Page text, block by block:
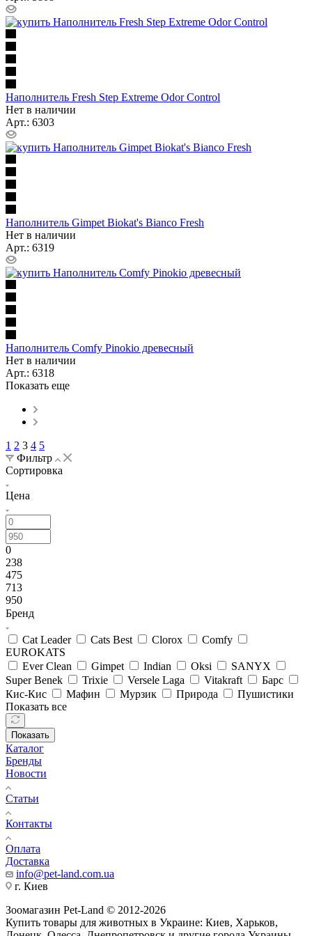
Наполнитель Fresh Step Extreme Odor Control
Нет в наличии
Арт.: 6303
Наполнитель Gimpet Biokat's Bianco Fresh
Нет в наличии
Арт.: 6319
Наполнитель Comfy Pinokio древесный
Нет в наличии
Арт.: 6318
Показать еще
1 2 3 4 5
Фильтр
Сортировка
Цена
0
238
475
713
950
Бренд
Cat Leader Cats Best Clorox
Comfy
EUROKATS
Ever Clean
Gimpet Indian Oksi
SANYX
Super Benek
Trixie Versele Laga Vitakraft
Барс
Кис-Кис
Мафин Мурзик Природа
Пушистики
Показать все
Показать
Каталог
Бренды
Новости
Статьи
Контакты
Оплата
Доставка
info@pet-land.com.ua
г. Киев
Зоомагазин Pet-Land © 2012-2026
Купить товары для животных в Украине: Киев, Харьков,